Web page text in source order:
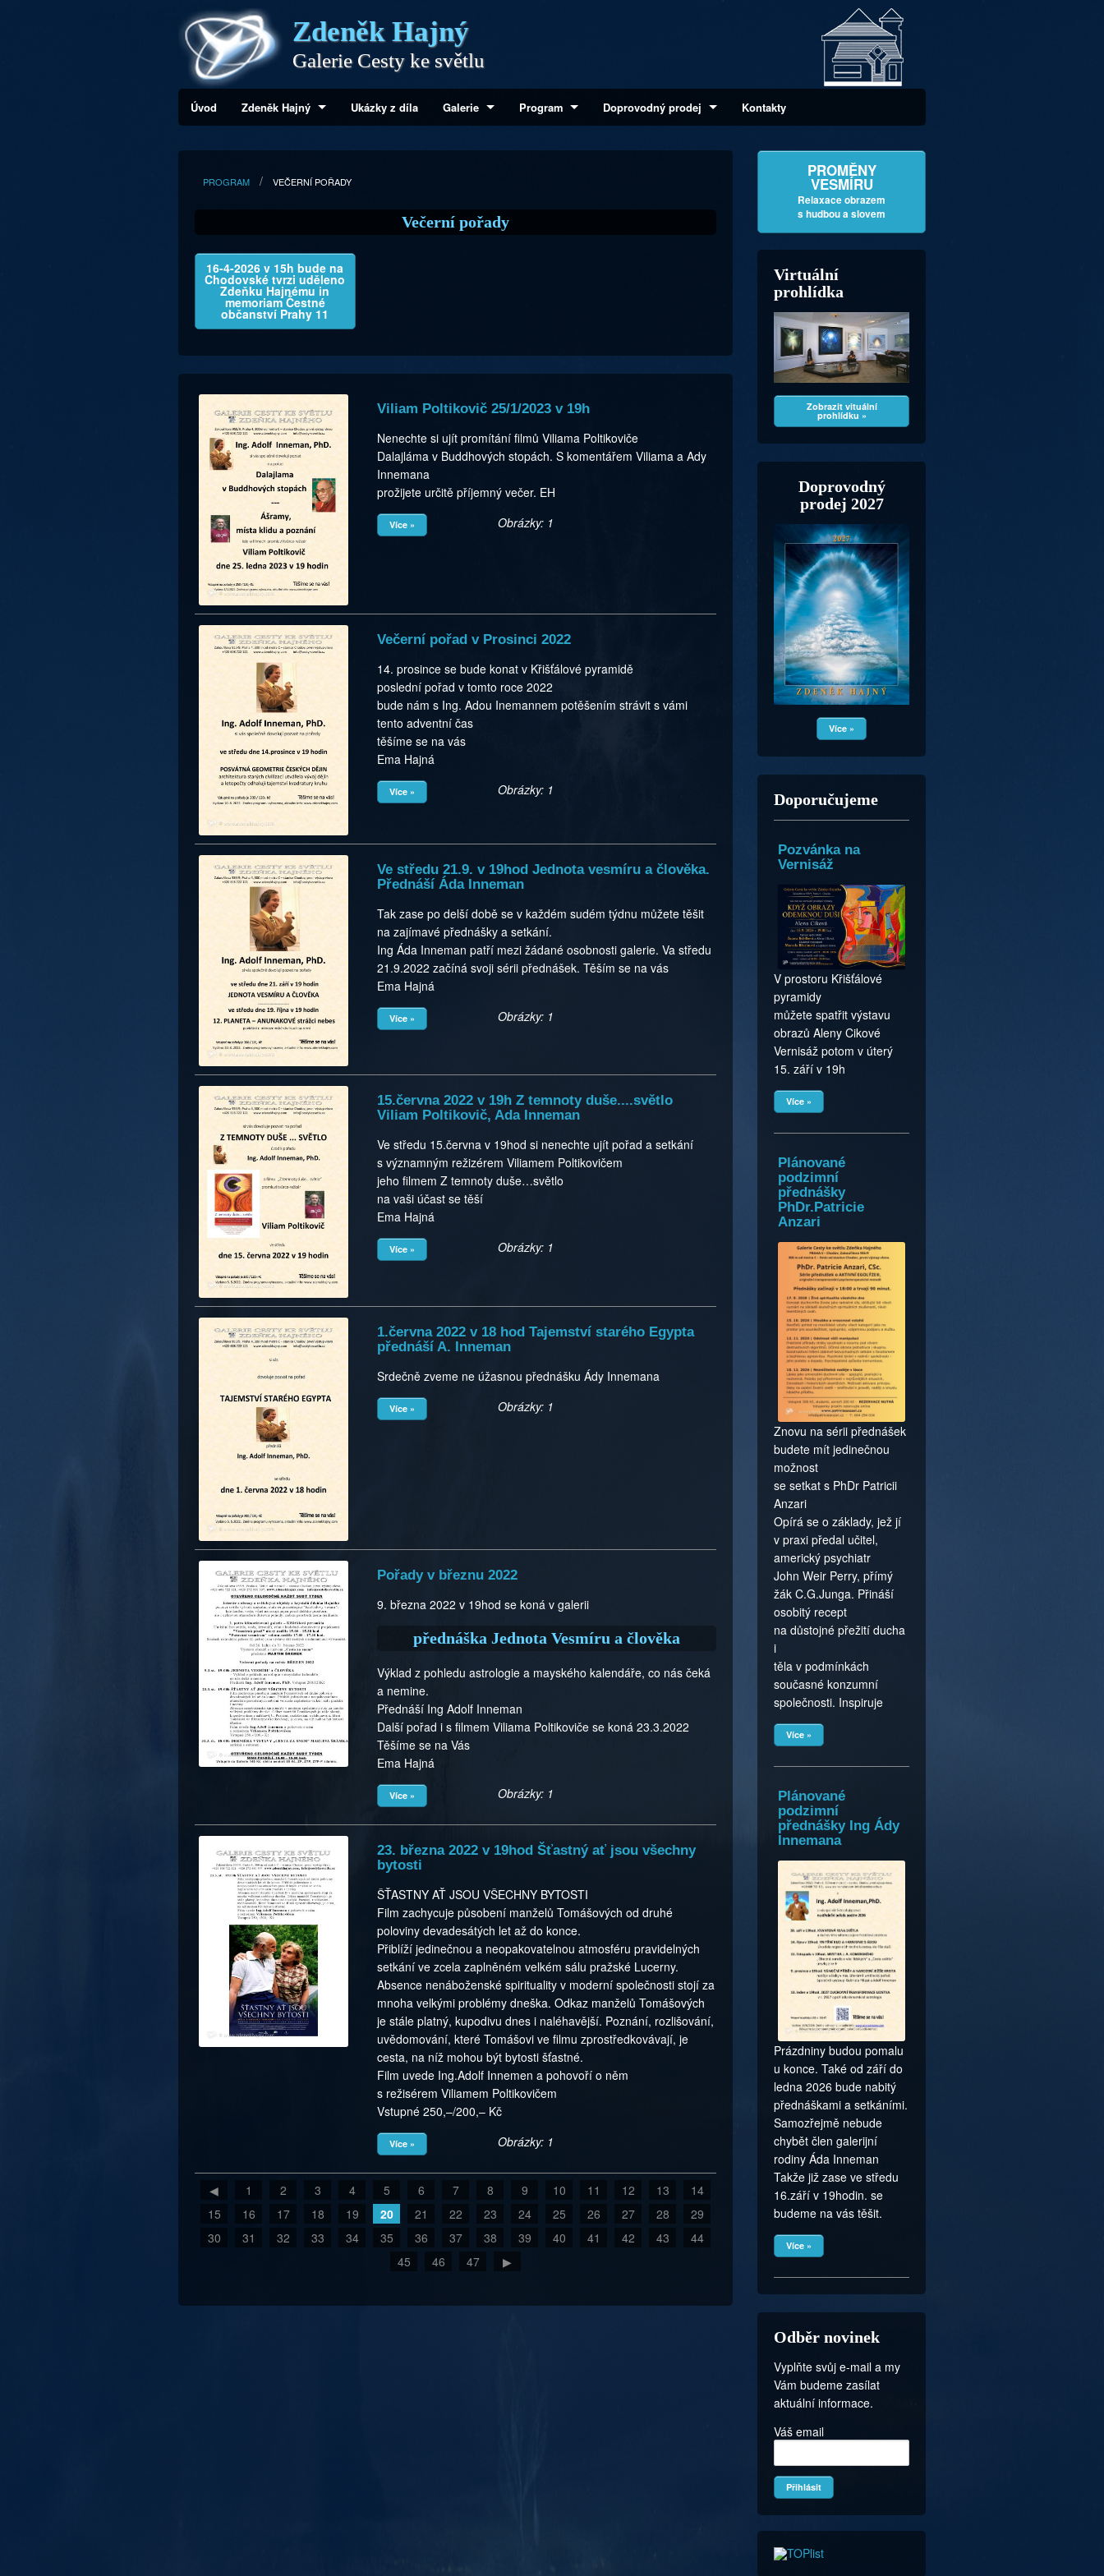
Zdeněk Hajný
Galerie Cesty ke světlu
Úvod Zdeněk Hajný Ukázky z díla Galerie Program Doprovodný prodej Kontakty
PROGRAM VEČERNÍ POŘADY
Večerní pořady
16-4-2026 v 15h bude na
Chodovské tvrzi uděleno
Zdeňku Hajnému in
memoriam Čestné
občanství Prahy 11
Viliam Poltikovič 25/1/2023 v 19h
Nenechte si ujít promítání filmů Viliama Poltikoviče
Dalajláma v Buddhových stopách. S komentářem Viliama a Ady
Innemana
prožijete určitě příjemný večer. EH
Více » Obrázky: 1
Večerní pořad v Prosinci 2022
14. prosince se bude konat v Křišťálové pyramidě
poslední pořad v tomto roce 2022
bude nám s Ing. Adou Inemannem potěšením strávit s vámi
tento adventní čas
těšíme se na vás
Ema Hajná
Více » Obrázky: 1
Ve středu 21.9. v 19hod Jednota vesmíru a člověka.
Přednáší Áda Inneman
Tak zase po delší době se v každém sudém týdnu můžete těšit
na zajímavé přednášky a setkání.
Ing Áda Inneman patří mezi žádané osobnosti galerie. Va středu
21.9.2022 začíná svoji sérii přednášek. Těším se na vás
Ema Hajná
Více » Obrázky: 1
15.června 2022 v 19h Z temnoty duše....světlo
Viliam Poltikovič, Ada Inneman
Ve středu 15.června v 19hod si nenechte ujít pořad a setkání
s významným režizérem Viliamem Poltikovičem
jeho filmem Z temnoty duše…světlo
na vaši účast se těší
Ema Hajná
Více » Obrázky: 1
1.června 2022 v 18 hod Tajemství starého Egypta
přednáší A. Inneman
Srdečně zveme ne úžasnou přednášku Ády Innemana
Více » Obrázky: 1
Pořady v březnu 2022
9. března 2022 v 19hod se koná v galerii
přednáška Jednota Vesmíru a člověka
Výklad z pohledu astrologie a mayského kalendáře, co nás čeká
a nemine.
Přednáší Ing Adolf Inneman
Další pořad i s filmem Viliama Poltikoviče se koná 23.3.2022
Těšíme se na Vás
Ema Hajná
Více » Obrázky: 1
23. března 2022 v 19hod Šťastný ať jsou všechny
bytosti
ŠŤASTNY AŤ JSOU VŠECHNY BYTOSTI
Film zachycuje působení manželů Tomášových od druhé
poloviny devadesátých let až do konce.
Přiblíží jedinečnou a neopakovatelnou atmosféru pravidelných
setkání ve zcela zaplněném velkém sálu pražské Lucerny.
Absence nenáboženské spirituality v moderní společnosti stojí za
mnoha velkými problémy dneška. Odkaz manželů Tomášových
je stále platný, kupodivu dnes i naléhavější. Poznání, rozlišování,
uvědomování, které Tomášovi ve filmu zprostředkovávají, je
cesta, na níž mohou být bytosti šťastné.
Film uvede Ing.Adolf Innemen a pohovoří o něm
s režisérem Viliamem Poltikovičem
Vstupné 250,–/200,– Kč
Více » Obrázky: 1
◀ 1 2 3 4 5 6 7 8 9 10 11 12 13
14
15
16 17 18 19 20 21 22 23 24 25 26 27 28
29
30
31 32 33 34 35 36 37 38 39 40 41 42 43
44
45
46 47 ▶
PROMĚNY
VESMÍRU
Relaxace obrazem
s hudbou a slovem
Virtuální
prohlídka
Zobrazit vituální
prohlídku »
Doprovodný
prodej 2027
Více »
Doporučujeme
Pozvánka na
Vernisáž
V prostoru Křišťálové
pyramidy
můžete spatřit výstavu
obrazů Aleny Cikové
Vernisáž potom v úterý
15. září v 19h
Více »
Plánované
podzimní
přednášky
PhDr.Patricie
Anzari
Znovu na sérii přednášek
budete mít jedinečnou
možnost
se setkat s PhDr Patricii
Anzari
Opírá se o základy, jež jí
v praxi předal učitel,
americký psychiatr
John Weir Perry, přímý
žák C.G.Junga. Přináší
osobitý recept
na důstojné přežití ducha
i
těla v podmínkách
současné konzumní
společnosti. Inspiruje
Více »
Plánované
podzimní
přednášky Ing Ády
Innemana
Prázdniny budou pomalu
u konce. Také od září do
ledna 2026 bude nabitý
přednáškami a setkáními.
Samozřejmě nebude
chybět člen galerijní
rodiny Áda Inneman
Takže již zase ve středu
16.září v 19hodin. se
budeme na vás těšit.
Více »
Odběr novinek
Vyplňte svůj e-mail a my
Vám budeme zasílat
aktuální informace.
Váš email